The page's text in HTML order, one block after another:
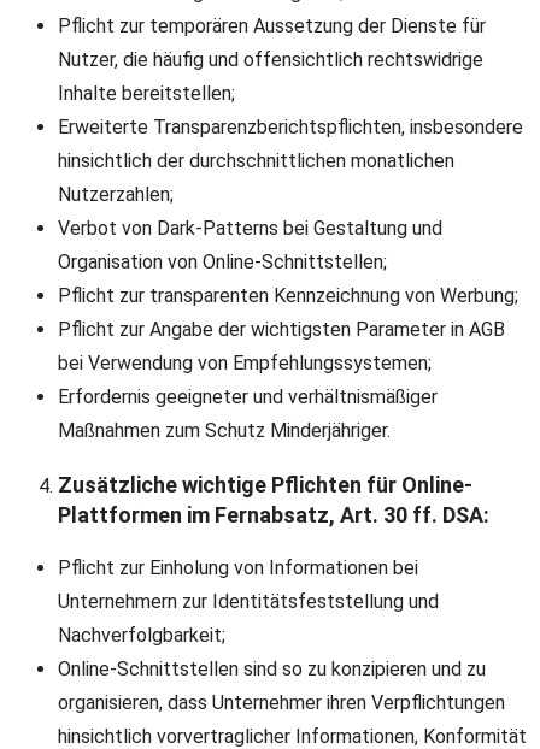
Pflicht zur temporären Aussetzung der Dienste für
Nutzer, die häufig und offensichtlich rechtswidrige
Inhalte bereitstellen;
Erweiterte Transparenzberichtspflichten, insbesondere
hinsichtlich der durchschnittlichen monatlichen
Nutzerzahlen;
Verbot von Dark-Patterns bei Gestaltung und
Organisation von Online-Schnittstellen;
Pflicht zur transparenten Kennzeichnung von Werbung;
Pflicht zur Angabe der wichtigsten Parameter in AGB
bei Verwendung von Empfehlungssystemen;
Erfordernis geeigneter und verhältnismäßiger
Maßnahmen zum Schutz Minderjähriger.
Zusätzliche wichtige Pflichten für Online-
Plattformen im Fernabsatz, Art. 30 ff. DSA:
Pflicht zur Einholung von Informationen bei
Unternehmern zur Identitätsfeststellung und
Nachverfolgbarkeit;
Online-Schnittstellen sind so zu konzipieren und zu
organisieren, dass Unternehmer ihren Verpflichtungen
hinsichtlich vorvertraglicher Informationen, Konformität